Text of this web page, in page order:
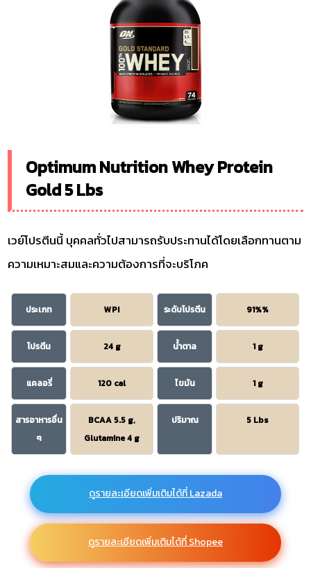
Optimum Nutrition Whey Protein
Gold 5 Lbs
เวย์โปรตีนนี้ บุคคลทั่วไปสามารถรับประทานได้โดยเลือกทานตาม
ความเหมาะสมและความต้องการที่จะบริโภค
ประเภท WPI ระดับโปรตีน 91%%
โปรตีน 24 g น้ำตาล 1 g
แคลอรี่ 120 cal ไขมัน 1 g
สารอาหารอื่น
ๆ
BCAA 5.5 g,
Glutamine 4 g
ปริมาณ 5 Lbs
ดูรายละเอียดเพิ่มเติมได้ที่ Lazada
ดูรายละเอียดเพิ่มเติมได้ที่ Shopee